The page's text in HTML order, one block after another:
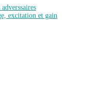
excitation et gain